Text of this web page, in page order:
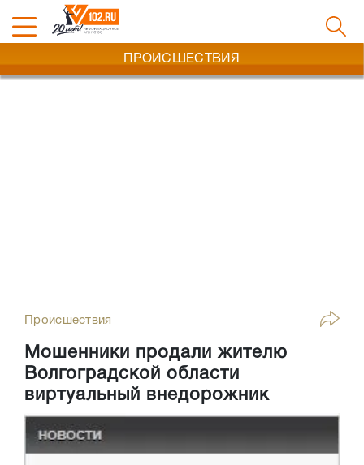
ПРОИСШЕСТВИЯ
Происшествия
Мошенники продали жителю
Волгоградской области
виртуальный внедорожник